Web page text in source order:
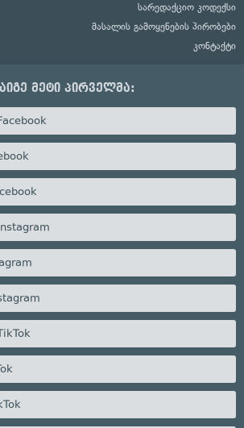
სარედაქციო კოდექსი
მასალის გამოყენების პირობები
კონტაქტი
მეტი პირველმა: